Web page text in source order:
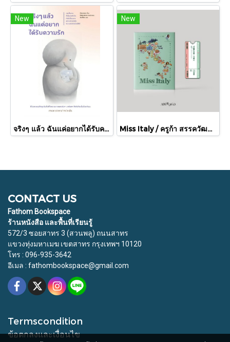
New
จริงๆ แล้ว ฉันแค่อยากได้รับความรัก / พัคแจยอน / นันท์นิชา / Babymonster
New
Miss Italy / ครูก้า สรรควัฒน์ ประดิษฐพงษ์ / ABUBOGO
CONTACT US
Fathom Bookspace
ร้านหนังสือ และพื้นที่เรียนรู้
572/3 ซอยสาทร 3 (สวนพลู) ถนนสาทร
แขวงทุ่งมหาเมฆ เขตสาทร กรุงเทพฯ 10120
โทร : 096-935-3642
อีเมล : fathombookspace@gmail.com
Termscondition
ข้อตกลงและเงื่อนไข